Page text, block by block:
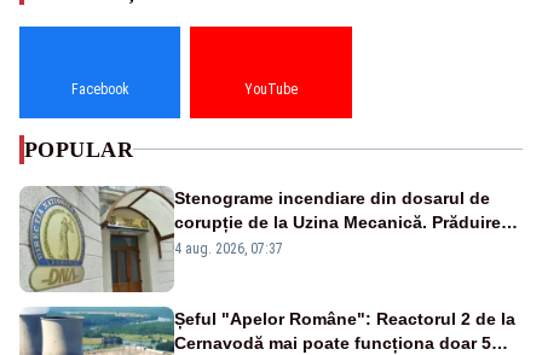
Facebook YouTube
POPULAR
Stenograme incendiare din dosarul de
corupție de la Uzina Mecanică. Prăduirea
banilor din programul SAFE, interceptată
4 aug. 2026, 07:37
Șeful "Apelor Române": Reactorul 2 de la
Cernavodă mai poate funcționa doar 5